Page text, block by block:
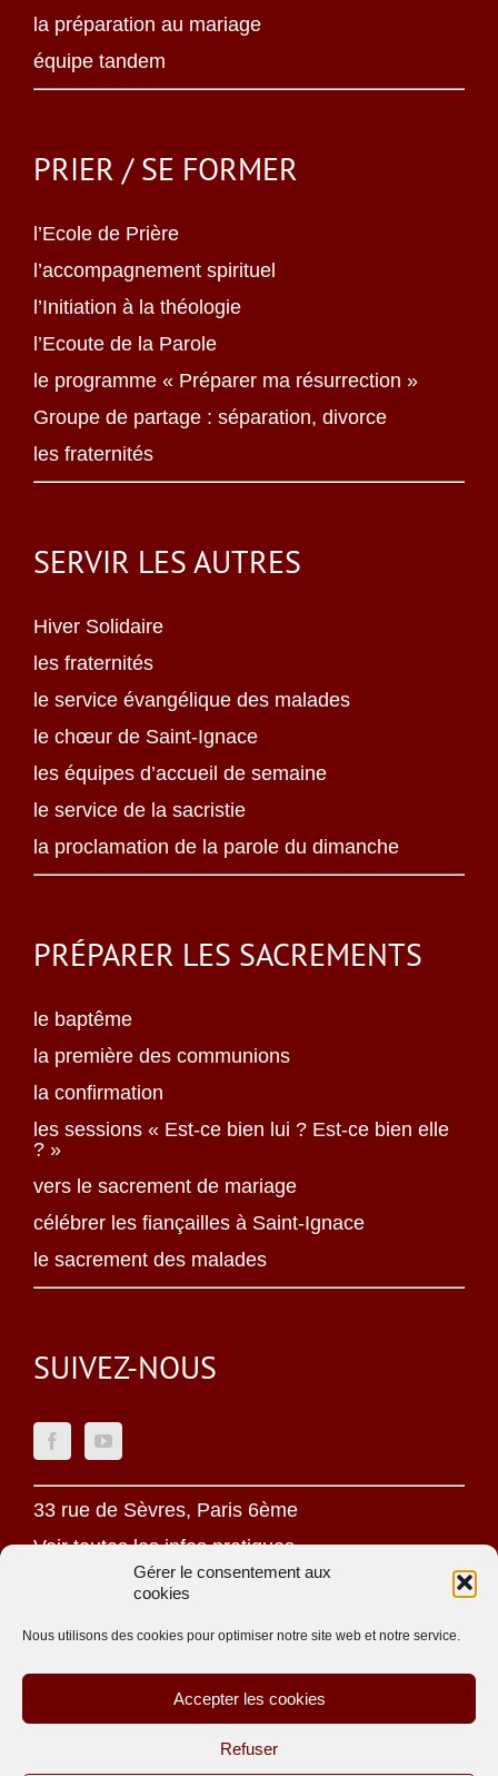
Gérer le consentement aux
cookies
Nous utilisons des cookies pour optimiser notre site web et notre service.
Accepter les cookies
Refuser
la préparation au mariage
équipe tandem
PRIER / SE FORMER
l’Ecole de Prière
l’accompagnement spirituel
l’Initiation à la théologie
l’Ecoute de la Parole
le programme « Préparer ma résurrection »
Groupe de partage : séparation, divorce
les fraternités
SERVIR LES AUTRES
Hiver Solidaire
les fraternités
le service évangélique des malades
le chœur de Saint-Ignace
les équipes d’accueil de semaine
le service de la sacristie
la proclamation de la parole du dimanche
PRÉPARER LES SACREMENTS
le baptême
la première des communions
la confirmation
les sessions « Est-ce bien lui ? Est-ce bien elle
? »
vers le sacrement de mariage
célébrer les fiançailles à Saint-Ignace
le sacrement des malades
SUIVEZ-NOUS
33 rue de Sèvres, Paris 6ème
Voir toutes les infos pratiques
Mentions légales
Politique de confidentialité
Une oeuvre jésuite
Site réalisé parACCK